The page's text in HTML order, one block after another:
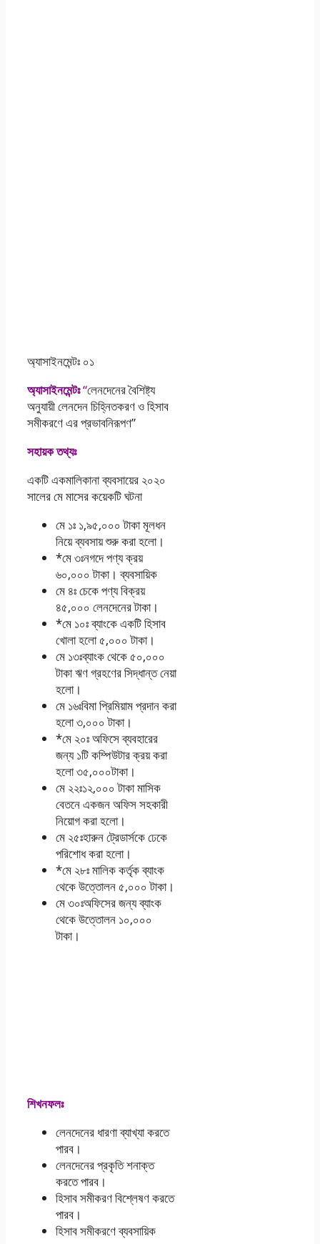
অ্যাসাইনমেন্টঃ ০১
অ্যাসাইনমেন্টঃ“লেনদেনের বৈশিষ্ট্য
অনুযায়ী লেনদেন চিহ্নিতকরণ ও হিসাব
সমীকরণে এর প্রভাবনিরূপণ”
সহায়ক তথ্যঃ
একটি একমালিকানা ব্যবসায়ের ২০২০
সালের মে মাসের কয়েকটি ঘটনা
মে ১ঃ ১,৯৫,০০০ টাকা মূলধন
নিয়ে ব্যবসায় শুরু করা হলো।
*মে ৩ঃনগদে পণ্য ক্রয়
৬০,০০০ টাকা। ব্যবসায়িক
মে ৪ঃ চেকে পণ্য বিক্রয়
৪৫,০০০ লেনদেনের টাকা।
*মে ১০ঃ ব্যাংকে একটি হিসাব
খােলা হলাে ৫,০০০ টাকা।
মে ১৩ঃব্যাংক থেকে ৫০,০০০
টাকা ঋণ গ্রহণের সিদ্ধান্ত নেয়া
হলাে।
মে ১৬ঃবিমা প্রিমিয়াম প্রদান করা
হলাে ৩,০০০ টাকা।
*মে ২০ঃ অফিসে ব্যবহারের
জন্য ১টি কম্পিউটার ক্রয় করা
হলাে ৩৫,০০০টাকা।
মে ২২ঃ১২,০০০ টাকা মাসিক
বেতনে একজন অফিস সহকারী
নিয়ােগ করা হলাে।
মে ২৫ঃহারুন ট্রেডার্সকে ঢেকে
পরিশােধ করা হলাে।
*মে ২৮ঃ মালিক কর্তৃক ব্যাংক
থেকে উত্তোলন ৫,০০০ টাকা।
মে ৩০ঃঅফিসের জন্য ব্যাংক
থেকে উত্তোলন ১০,০০০
টাকা।
শিখনফলঃ
লেনদেনের ধারণা ব্যাখ্যা করতে
পারব।
লেনদেনের প্রকৃতি শনাক্ত
করতে পারব।
হিসাব সমীকরণ বিশ্লেষণ করতে
পারব।
হিসাব সমীকরণে ব্যবসায়িক